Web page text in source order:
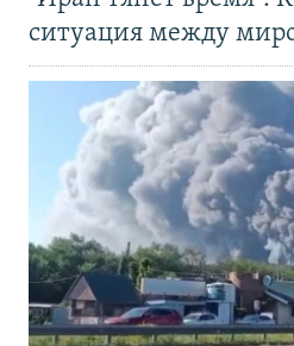
ситуация между